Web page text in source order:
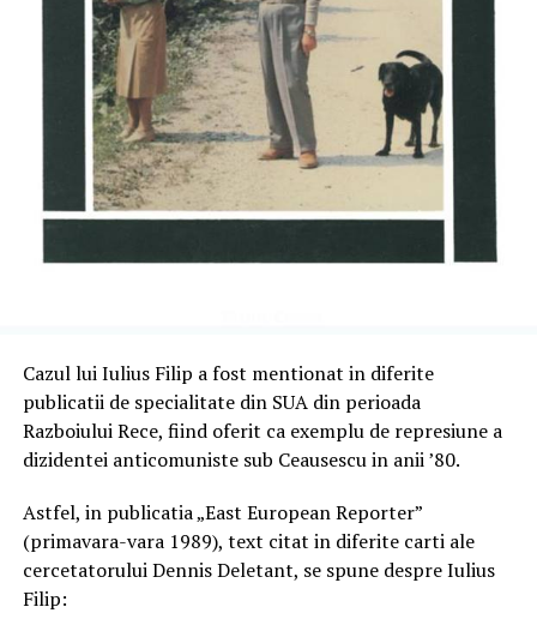
Cazul lui Iulius Filip a fost mentionat in diferite
publicatii de specialitate din SUA din perioada
Razboiului Rece, fiind oferit ca exemplu de represiune a
dizidentei anticomuniste sub Ceausescu in anii ’80.
Astfel, in publicatia „East European Reporter”
(primavara-vara 1989), text citat in diferite carti ale
cercetatorului Dennis Deletant, se spune despre Iulius
Filip: